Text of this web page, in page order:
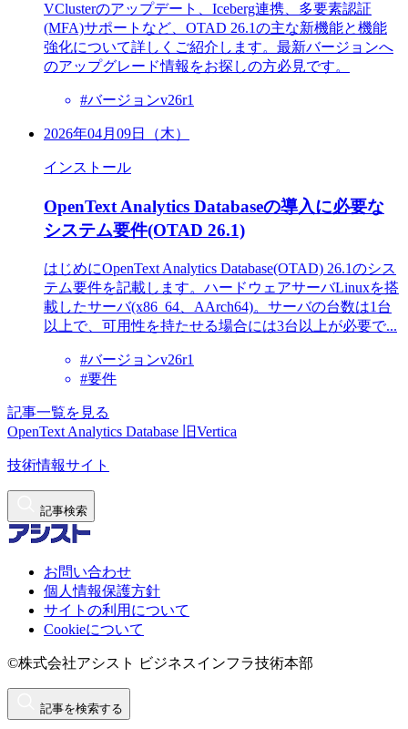
VClusterのアップデート、Iceberg連携、多要素認証
(MFA)サポートなど、OTAD 26.1の主な新機能と機能
強化について詳しくご紹介します。最新バージョンへ
のアップグレード情報をお探しの方必見です。
#バージョンv26r1
2026年04月09日（木）
インストール
OpenText Analytics Databaseの導入に必要な
システム要件(OTAD 26.1)
はじめにOpenText Analytics Database(OTAD) 26.1のシス
テム要件を記載します。ハードウェアサーバLinuxを搭
載したサーバ(x86_64、AArch64)。サーバの台数は1台
以上で、可用性を持たせる場合には3台以上が必要で...
#バージョンv26r1
#要件
記事一覧を見る
OpenText Analytics Database
旧Vertica
技術情報サイト
記事検索
お問い合わせ
個人情報保護方針
サイトの利用について
Cookieについて
©株式会社アシスト ビジネスインフラ技術本部
記事を検索する